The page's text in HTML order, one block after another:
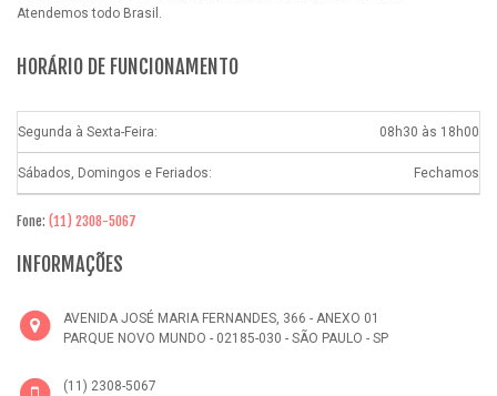
Atendemos todo Brasil.
HORÁRIO DE FUNCIONAMENTO
Segunda à Sexta-Feira: 08h30 às 18h00
Sábados, Domingos e Feriados: Fechamos
Fone: (11) 2308-5067
INFORMAÇÕES
AVENIDA JOSÉ MARIA FERNANDES, 366 - ANEXO 01
PARQUE NOVO MUNDO - 02185-030 - SÃO PAULO - SP
(11) 2308-5067